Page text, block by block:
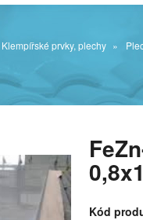
Klempířské prvky, plechy
Kód